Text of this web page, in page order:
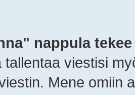
nappula
tallentaa viestisi
Mene omiin